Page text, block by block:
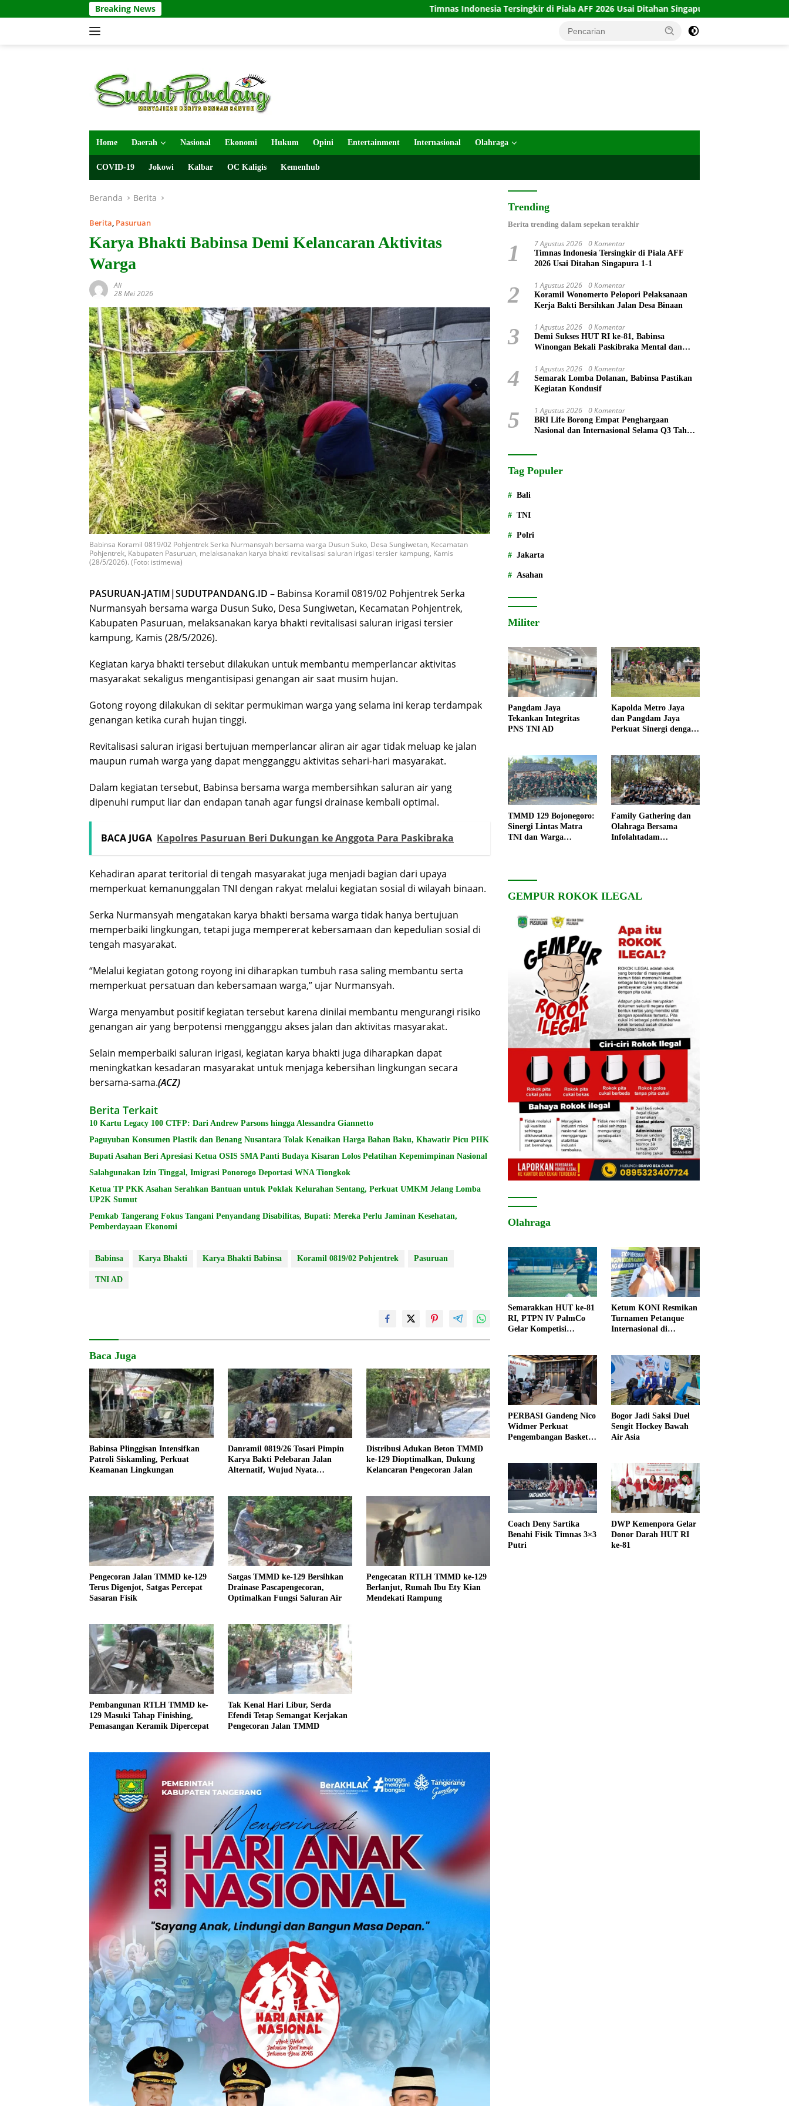
ke
Breaking News Timnas Indonesia Tersingkir di Piala AFF 2026 Usai Ditahan Singapura 1-1 10 Kartu Legacy 100
Home Daerah Nasional Ekonomi Hukum Opini Entertainment Internasional Olahraga
COVID-19 Jokowi Kalbar OC Kaligis Kemenhub
Beranda Berita
Berita, Pasuruan
Karya Bhakti Babinsa Demi Kelancaran Aktivitas
Warga
Ali
28 Mei 2026
Babinsa Koramil 0819/02 Pohjentrek Serka Nurmansyah bersama warga Dusun Suko, Desa Sungiwetan, Kecamatan
Pohjentrek, Kabupaten Pasuruan, melaksanakan karya bhakti revitalisasi saluran irigasi tersier kampung, Kamis
(28/5/2026). (Foto: istimewa)
PASURUAN-JATIM|SUDUTPANDANG.ID – Babinsa Koramil 0819/02 Pohjentrek Serka
Nurmansyah bersama warga Dusun Suko, Desa Sungiwetan, Kecamatan Pohjentrek,
Kabupaten Pasuruan, melaksanakan karya bhakti revitalisasi saluran irigasi tersier
kampung, Kamis (28/5/2026).
Kegiatan karya bhakti tersebut dilakukan untuk membantu memperlancar aktivitas
masyarakat sekaligus mengantisipasi genangan air saat musim hujan.
Gotong royong dilakukan di sekitar permukiman warga yang selama ini kerap terdampak
genangan ketika curah hujan tinggi.
Revitalisasi saluran irigasi bertujuan memperlancar aliran air agar tidak meluap ke jalan
maupun rumah warga yang dapat mengganggu aktivitas sehari-hari masyarakat.
Dalam kegiatan tersebut, Babinsa bersama warga membersihkan saluran air yang
dipenuhi rumput liar dan endapan tanah agar fungsi drainase kembali optimal.
BACA JUGA Kapolres Pasuruan Beri Dukungan ke Anggota Para Paskibraka
Kehadiran aparat teritorial di tengah masyarakat juga menjadi bagian dari upaya
memperkuat kemanunggalan TNI dengan rakyat melalui kegiatan sosial di wilayah binaan.
Serka Nurmansyah mengatakan karya bhakti bersama warga tidak hanya bertujuan
memperbaiki lingkungan, tetapi juga mempererat kebersamaan dan kepedulian sosial di
tengah masyarakat.
“Melalui kegiatan gotong royong ini diharapkan tumbuh rasa saling membantu serta
memperkuat persatuan dan kebersamaan warga,” ujar Nurmansyah.
Warga menyambut positif kegiatan tersebut karena dinilai membantu mengurangi risiko
genangan air yang berpotensi mengganggu akses jalan dan aktivitas masyarakat.
Selain memperbaiki saluran irigasi, kegiatan karya bhakti juga diharapkan dapat
meningkatkan kesadaran masyarakat untuk menjaga kebersihan lingkungan secara
bersama-sama.(ACZ)
Berita Terkait
10 Kartu Legacy 100 CTFP: Dari Andrew Parsons hingga Alessandra Giannetto
Paguyuban Konsumen Plastik dan Benang Nusantara Tolak Kenaikan Harga Bahan Baku, Khawatir Picu PHK
Bupati Asahan Beri Apresiasi Ketua OSIS SMA Panti Budaya Kisaran Lolos Pelatihan Kepemimpinan Nasional
Salahgunakan Izin Tinggal, Imigrasi Ponorogo Deportasi WNA Tiongkok
Ketua TP PKK Asahan Serahkan Bantuan untuk Poklak Kelurahan Sentang, Perkuat UMKM Jelang Lomba
UP2K Sumut
Pemkab Tangerang Fokus Tangani Penyandang Disabilitas, Bupati: Mereka Perlu Jaminan Kesehatan,
Pemberdayaan Ekonomi
Babinsa Karya Bhakti Karya Bhakti Babinsa Koramil 0819/02 Pohjentrek Pasuruan
TNI AD
Baca Juga
Babinsa Plinggisan Intensifkan
Patroli Siskamling, Perkuat
Keamanan Lingkungan
Danramil 0819/26 Tosari Pimpin
Karya Bakti Pelebaran Jalan
Alternatif, Wujud Nyata
Distribusi Adukan Beton TMMD
ke-129 Dioptimalkan, Dukung
Kelancaran Pengecoran Jalan
Pengecoran Jalan TMMD ke-129
Terus Digenjot, Satgas Percepat
Sasaran Fisik
Satgas TMMD ke-129 Bersihkan
Drainase Pascapengecoran,
Optimalkan Fungsi Saluran Air
Pengecatan RTLH TMMD ke-129
Berlanjut, Rumah Ibu Ety Kian
Mendekati Rampung
Pembangunan RTLH TMMD ke-
129 Masuki Tahap Finishing,
Pemasangan Keramik Dipercepat
Tak Kenal Hari Libur, Serda
Efendi Tetap Semangat Kerjakan
Pengecoran Jalan TMMD
Trending
Berita trending dalam sepekan terakhir
1 7 Agustus 2026 0 Komentar
Timnas Indonesia Tersingkir di Piala AFF
2026 Usai Ditahan Singapura 1-1
2 1 Agustus 2026 0 Komentar
Koramil Wonomerto Pelopori Pelaksanaan
Kerja Bakti Bersihkan Jalan Desa Binaan
3 1 Agustus 2026 0 Komentar
Demi Sukses HUT RI ke-81, Babinsa
Winongan Bekali Paskibraka Mental dan
4 1 Agustus 2026 0 Komentar
Semarak Lomba Dolanan, Babinsa Pastikan
Kegiatan Kondusif
5 1 Agustus 2026 0 Komentar
BRI Life Borong Empat Penghargaan
Nasional dan Internasional Selama Q3 Tahun
Tag Populer
Bali
TNI
Polri
Jakarta
Asahan
Militer
Pangdam Jaya
Tekankan Integritas
PNS TNI AD
Kapolda Metro Jaya
dan Pangdam Jaya
Perkuat Sinergi dengan
TMMD 129 Bojonegoro:
Sinergi Lintas Matra
TNI dan Warga
Family Gathering dan
Olahraga Bersama
Infolahtadam
GEMPUR ROKOK ILEGAL
Olahraga
Semarakkan HUT ke-81
RI, PTPN IV PalmCo
Gelar Kompetisi
Ketum KONI Resmikan
Turnamen Petanque
Internasional di
PERBASI Gandeng Nico
Widmer Perkuat
Pengembangan Basket
Bogor Jadi Saksi Duel
Sengit Hockey Bawah
Air Asia
Coach Deny Sartika
Benahi Fisik Timnas 3×3
Putri
DWP Kemenpora Gelar
Donor Darah HUT RI
ke-81